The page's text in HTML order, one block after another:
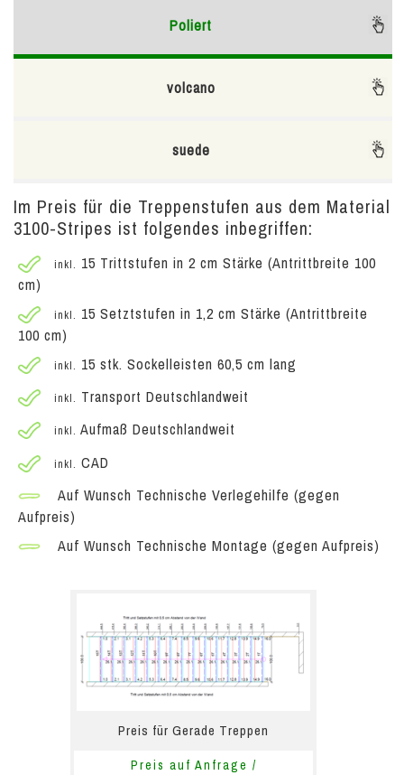
Poliert
volcano
suede
Im Preis für die Treppenstufen aus dem Material
3100-Stripes ist folgendes inbegriffen:
inkl. 15 Trittstufen in 2 cm Stärke (Antrittbreite 100
cm)
inkl. 15 Setztstufen in 1,2 cm Stärke (Antrittbreite
100 cm)
inkl. 15 stk. Sockelleisten 60,5 cm lang
inkl. Transport Deutschlandweit
inkl. Aufmaß Deutschlandweit
inkl. CAD
Auf Wunsch Technische Verlegehilfe (gegen
Aufpreis)
Auf Wunsch Technische Montage (gegen Aufpreis)
Preis für Gerade Treppen
Preis auf Anfrage /